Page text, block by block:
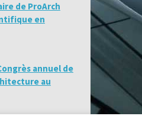
de ProArch
en
annuel de
au